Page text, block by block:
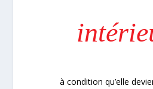
à condition qu’elle